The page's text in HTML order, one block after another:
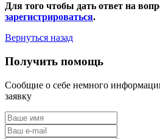
Для того чтобы дать ответ на
зарегистрироваться.
Вернуться назад
Получить помощь
Сообщие о себе немного
заявку